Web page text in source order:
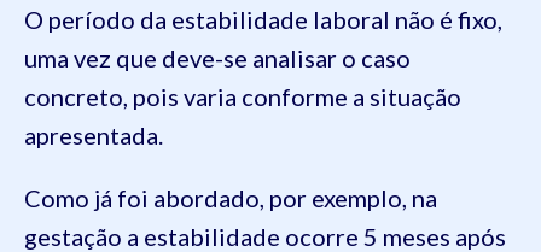
O período da estabilidade laboral não é fixo,
uma vez que deve-se analisar o caso
concreto, pois varia conforme a situação
apresentada.
Como já foi abordado, por exemplo, na
gestação a estabilidade ocorre 5 meses após